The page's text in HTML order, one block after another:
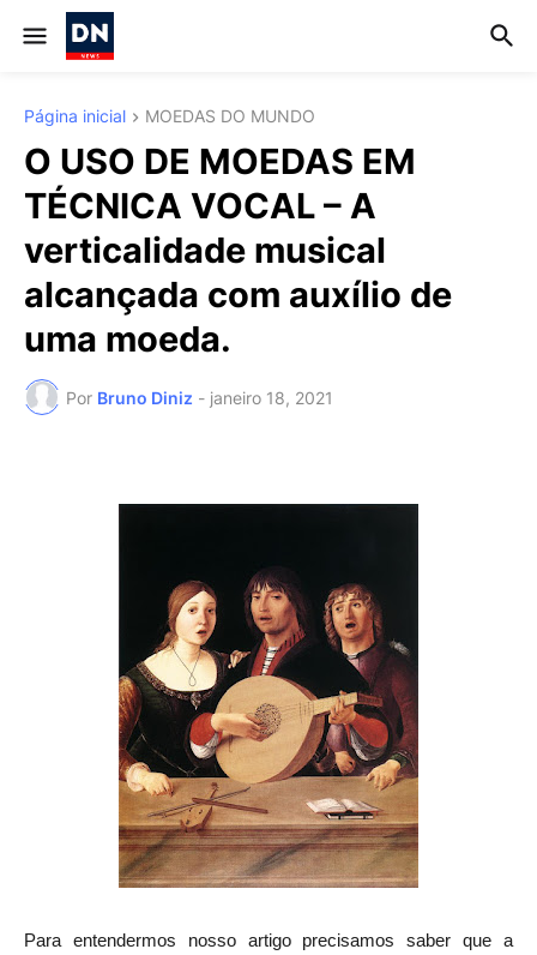
Página inicial MOEDAS DO MUNDO
O USO DE MOEDAS EM
TÉCNICA VOCAL – A
verticalidade musical
alcançada com auxílio de
uma moeda.
Por Bruno Diniz - janeiro 18, 2021
Para entendermos nosso artigo precisamos saber que a